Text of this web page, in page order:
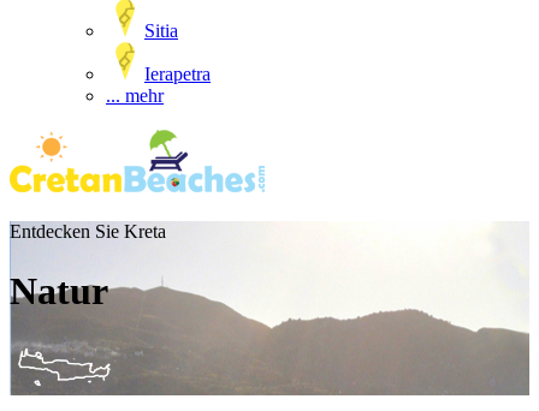
Sitia
Ierapetra
... mehr
Entdecken Sie Kreta
Natur